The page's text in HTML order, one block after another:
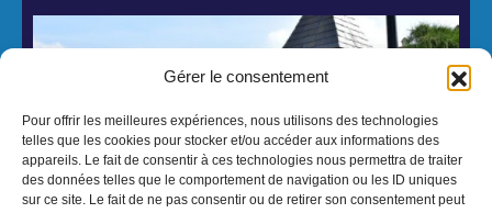
Gérer le consentement
Pour offrir les meilleures expériences, nous utilisons des technologies
telles que les cookies pour stocker et/ou accéder aux informations des
appareils. Le fait de consentir à ces technologies nous permettra de traiter
des données telles que le comportement de navigation ou les ID uniques
sur ce site. Le fait de ne pas consentir ou de retirer son consentement peut